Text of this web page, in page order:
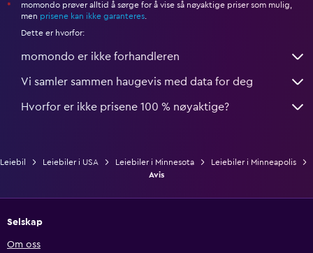
*
momondo prøver alltid å sørge for å vise så nøyaktige priser som mulig,
men prisene kan ikke garanteres.
Dette er hvorfor:
momondo er ikke forhandleren
Vi samler sammen haugevis med data for deg
Hvorfor er ikke prisene 100 % nøyaktige?
Leiebil Leiebiler i USA Leiebiler i Minnesota
Leiebiler i Minneapolis
Avis
Selskap
Om oss